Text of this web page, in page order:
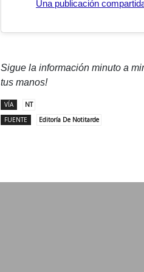
Una publicación
Sigue la información minuto a
tus manos!
VÍA
NT
FUENTE
Editoría De Notitarde